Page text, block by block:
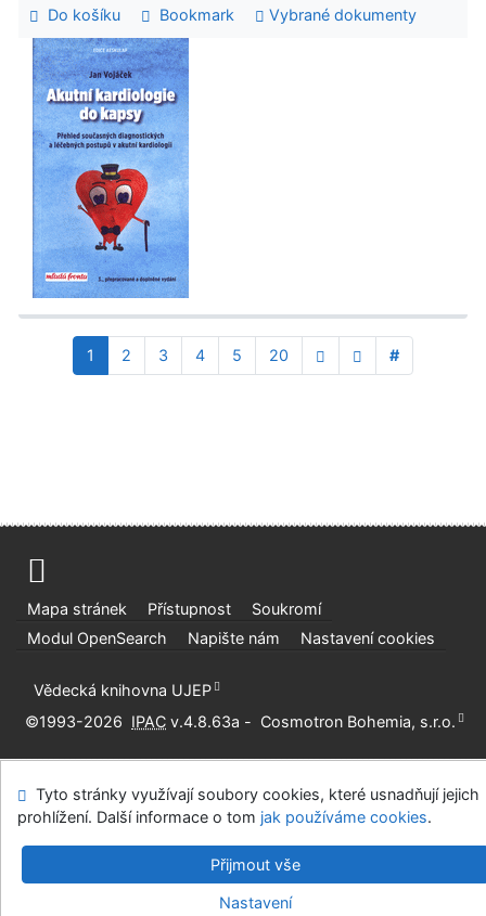
Do košíku Bookmark Vybrané dokumenty
1 2 3 4 5 20 #
Mapa stránek Přístupnost
Soukromí
Modul OpenSearch
Napište nám Nastavení cookies
Vědecká knihovna UJEP
©1993-2026 IPAC v.4.8.63a - Cosmotron Bohemia, s.r.o.
Tyto stránky využívají soubory cookies, které usnadňují jejich
prohlížení. Další informace o tom jak používáme cookies.
Přijmout vše
Nastavení